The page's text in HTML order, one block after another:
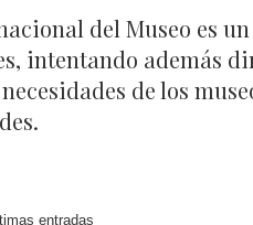
del Museo es
intentando además
de los
entradas